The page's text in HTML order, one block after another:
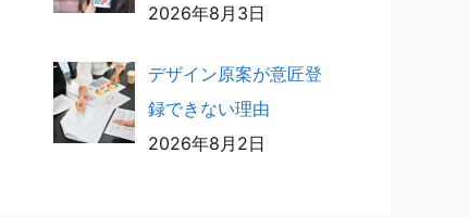
2026年8月3日
デザイン原案が意匠登
録できない理由
2026年8月2日